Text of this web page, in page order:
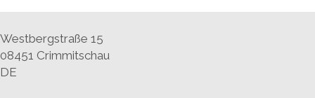
Westbergstraße 15
08451 Crimmitschau
DE